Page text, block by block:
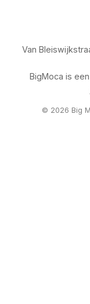
Van
BigMoca is
© 2026 Big